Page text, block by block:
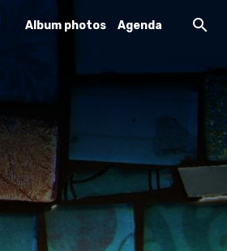
Album photos Agenda